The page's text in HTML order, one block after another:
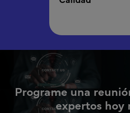
Programe una
expertos hoy